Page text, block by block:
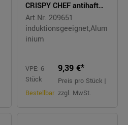
CRISPY CHEF antihaft
Aluminium
Art.Nr. 209651
induktionsgeeignet,Alum
inium
VPE: 6
Stück
Bestellbar
9,39 €*
Preis pro Stück |
zzgl. MwSt.